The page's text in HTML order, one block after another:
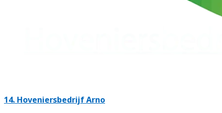
14. Hoveniersbedrijf Arno